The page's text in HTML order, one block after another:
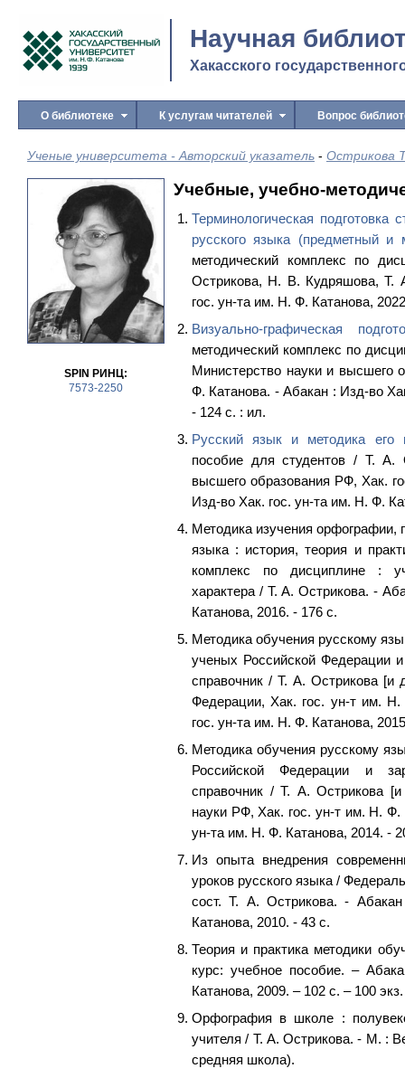
Научная
Хакасского
О библиотеке К услугам читателей Вопрос
Ученые университета - Авторский указатель - Острикова
SPIN РИНЦ:
7573-2250
Учебные, учебно-
Терминологическая подготовка
русского языка (предметный и
методический комплекс по
Острикова, Н. В. Кудряшова, Т.
гос. ун-та им. Н. Ф. Катанова,
Визуально-графическая
методический комплекс по
Министерство науки и высшего
Ф. Катанова. - Абакан : Изд-во
- 124 с. : ил.
Русский язык и методика его
пособие для студентов / Т. А.
высшего образования РФ, Хак.
Изд-во Хак. гос. ун-та им. Н. Ф.
Методика изучения орфографии,
языка : история, теория и
комплекс по дисциплине :
характера / Т. А. Острикова. -
Катанова, 2016. - 176 с.
Методика обучения русскому
ученых Российской Федерации
справочник / Т. А. Острикова [и
Федерации, Хак. гос. ун-т им.
гос. ун-та им. Н. Ф. Катанова,
Методика обучения русскому
Российской Федерации и
справочник / Т. А. Острикова
науки РФ, Хак. гос. ун-т им. Н. Ф.
ун-та им. Н. Ф. Катанова, 2014. -
Из опыта внедрения
уроков русского языка /
сост. Т. А. Острикова. -
Катанова, 2010. - 43 с.
Теория и практика методики
курс: учебное пособие. –
Катанова, 2009. – 102 с. – 100
Орфография в школе :
учителя / Т. А. Острикова. - М. :
средняя школа).